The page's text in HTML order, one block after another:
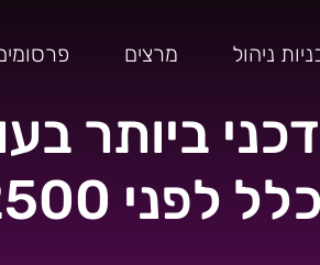
ניהול מרצים
ביותר
לפני 2500 שנה